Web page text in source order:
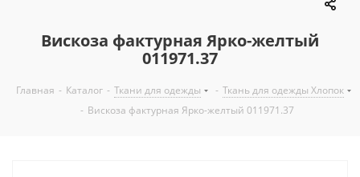
Вискоза фактурная Ярко-желтый
011971.37
Главная - Каталог - Ткани для одежды - Ткань для одежды Хлопок
- Вискоза фактурная Ярко-желтый 011971.37